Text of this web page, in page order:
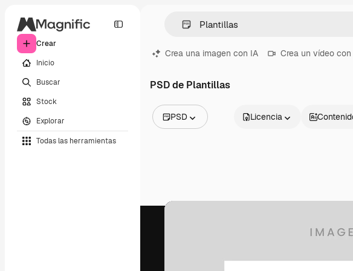
Crear
Inicio
Buscar
Stock
Explorar
Todas las herramientas
Crea una imagen con IA Crea un vídeo con
PSD de Plantillas
PSD
Vídeos
Licencia